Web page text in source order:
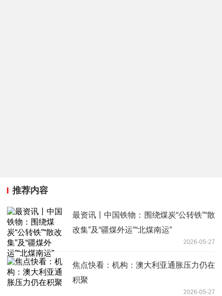
推荐内容
最资讯丨中国铁物：围绕煤炭“公转铁”“散
改集”及“疆煤外运”“北煤南运”
2026-05-27
焦点快看：机构：澳大利亚通胀压力仍在
积聚
2026-05-27